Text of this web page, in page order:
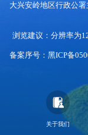
大兴安岭地区行政公署
浏览建议：分辨率为
备案序号：黑ICP备
关于我们